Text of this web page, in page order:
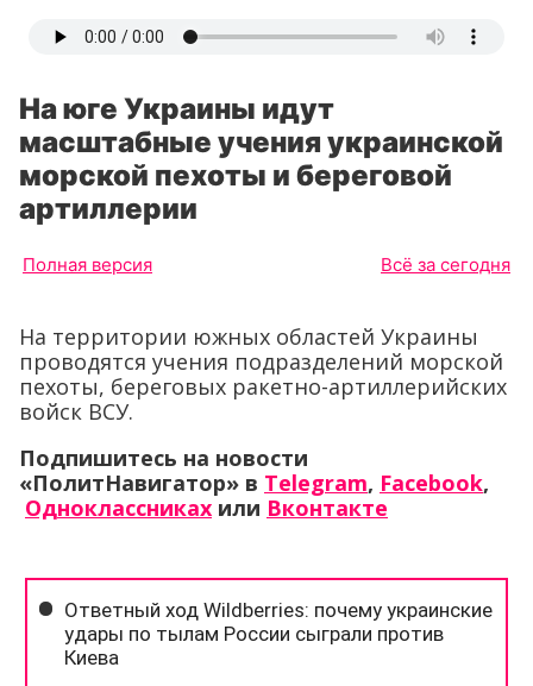
На юге Украины идут
масштабные учения украинской
морской пехоты и береговой
артиллерии
Полная версия Всё за сегодня
На территории южных областей Украины
проводятся учения подразделений морской
пехоты, береговых ракетно-артиллерийских
войск ВСУ.
Подпишитесь на новости
«ПолитНавигатор» в Telegram, Facebook,
Одноклассниках или Вконтакте